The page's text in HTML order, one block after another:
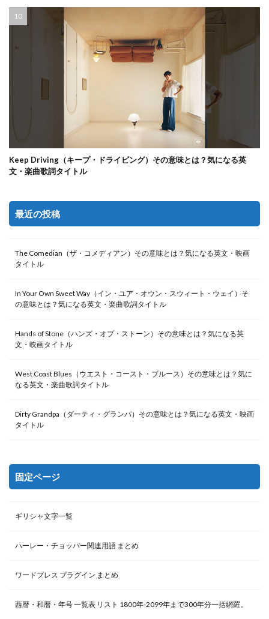
Keep Driving（キープ・ドライビング）その意味とは？気になる英
文・楽曲歌詞タイトル
最近の投稿
The Comedian（ザ・コメディアン）その意味とは？気になる英文・映画
タイトル
In Your Own Sweet Way（イン・ユア・オウン・スウィート・ウェイ）そ
の意味とは？気になる英文・楽曲歌詞タイトル
Hands of Stone（ハンズ・オブ・ストーン）その意味とは？気になる英
文・映画タイトル
West Coast Blues（ウエスト・コースト・ブルース）その意味とは？気に
なる英文・楽曲歌詞タイトル
Dirty Grandpa（ダーティ・グランパ）その意味とは？気になる英文・映画
タイトル
固定ページ
ギリシャ文字一覧
ハーレー・チョッパー関連用語 まとめ
ワードプレス プラグイン まとめ
西暦・和暦・年号 一覧表 リスト 1800年-2099年まで300年分一括網羅。